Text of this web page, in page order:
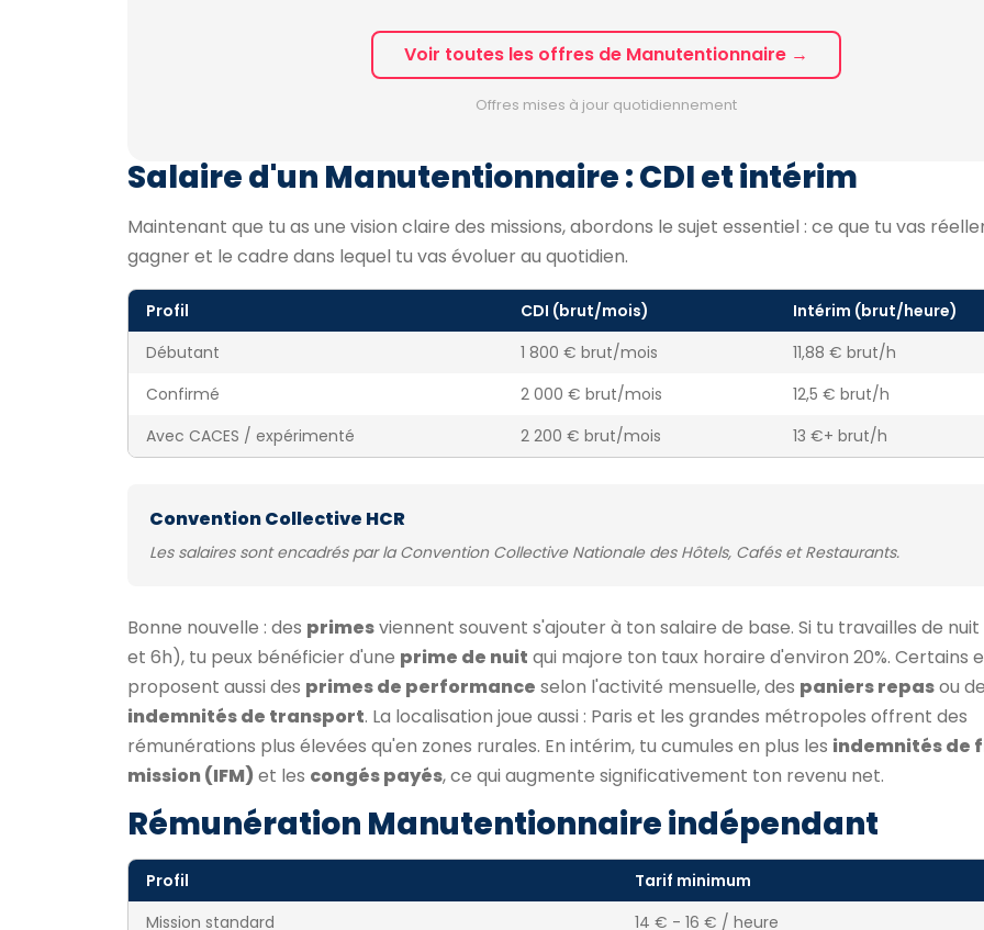
Voir toutes les offres de Manutentionnaire →
Offres mises à jour quotidiennement
Salaire d'un Manutentionnaire : CDI et intérim
Maintenant que tu as une vision claire des missions, abordons le sujet essentiel : ce que tu vas
gagner et le cadre dans lequel tu vas évoluer au quotidien.
Profil CDI (brut/mois)
Intérim (brut/heure)
Débutant
1 800 € brut/mois
11,88 € brut/h
Confirmé
2 000 € brut/mois
12,5 € brut/h
Avec CACES / expérimenté
2 200 € brut/mois 13 €+ brut/h
Convention Collective HCR
Les salaires sont encadrés par la Convention Collective Nationale des Hôtels, Cafés et Restaurants.
Bonne nouvelle : des primesviennent souvent s'ajouter à ton salaire de base. Si tu travailles de nuit
et 6h), tu peux bénéficier d'une prime de nuit qui majore ton taux horaire d'environ 20%. Certains
proposent aussi des primes de performance selon l'activité mensuelle, des paniers repasou
indemnités de transport. La localisation joue aussi : Paris et les grandes métropoles offrent des
rémunérations plus élevées qu'en zones rurales. En intérim, tu cumules en plus les indemnités de
mission (IFM) et les congés payés, ce qui augmente significativement ton revenu net.
Rémunération Manutentionnaire indépendant
Profil
Tarif minimum
Mission standard
14 € - 16 € / heure